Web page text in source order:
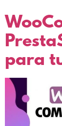
para